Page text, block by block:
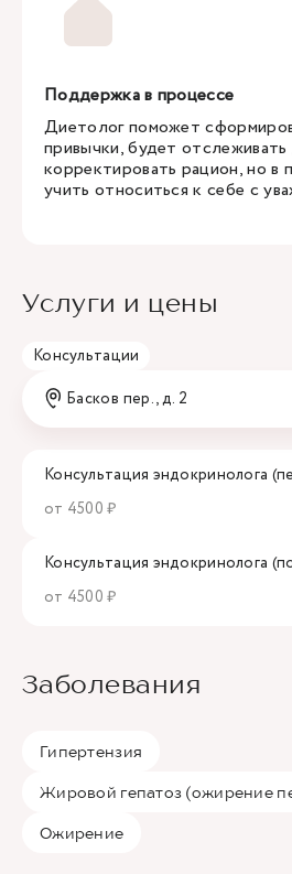
Поддержка в процессе
Диетолог поможет
привычки, будет отслеживать
корректировать рацион, но в
учить относиться к себе с
Услуги и цены
Консультации
Басков пер., д. 2
Консультация эндокринолога
от 4500 ₽
Консультация эндокринолога
от 4500 ₽
Заболевания
Гипертензия
Жировой гепатоз (ожирение
Ожирение